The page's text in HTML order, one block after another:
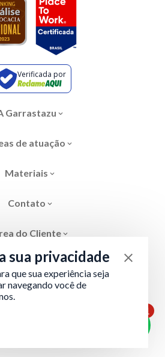
Verificada por
Garrastazu
de atuação
Materiais
Contato
do Cliente
1
sua privacidade
que sua experiência seja
navegando você de